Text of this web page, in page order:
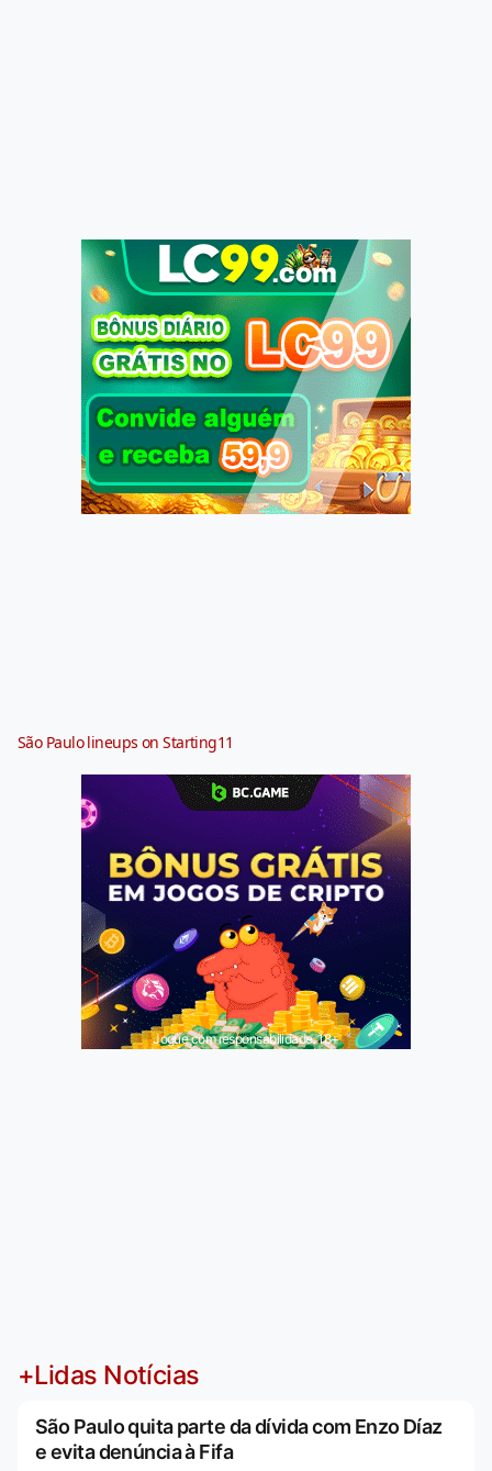
São Paulo lineups on Starting11
Jogue com responsabilidade. 18+
+Lidas Notícias
São Paulo quita parte da dívida com Enzo Díaz
e evita denúncia à Fifa